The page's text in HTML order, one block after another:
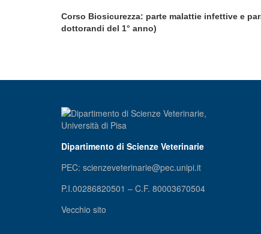
Corso Biosicurezza: parte malattie infettive e
dottorandi del 1° anno)
Dipartimento di Scienze Veterinarie
PEC: scienzeveterinarie@pec.unipi.it
P.I.00286820501 – C.F. 80003670504
Vecchio sito